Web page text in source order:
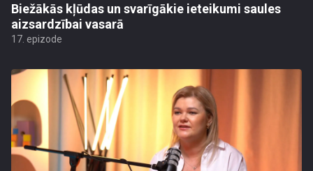
Biežākās kļūdas un svarīgākie ieteikumi saules
aizsardzībai vasarā
17. epizode